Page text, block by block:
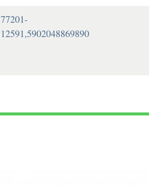
77201-
12591,5902048869890